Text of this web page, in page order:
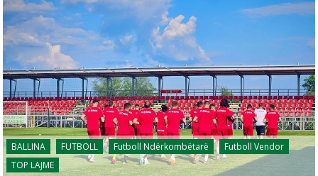
BALLINA FUTBOLL Futboll Ndërkombëtarë
Futboll Vendor
TOP LAJME